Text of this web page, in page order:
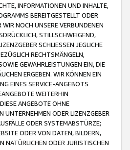
INFORMATIONEN UND INHALTE,
BEREITGESTELLT ODER
WIR NOCH UNSERE VERBUNDENEN
STILLSCHWEIGEND,
SCHLIESSEN JEGLICHE
RECHTSMÄNGELN,
GEWÄHRLEISTUNGEN EIN, DIE
ERGEBEN. WIR KÖNNEN EIN
EINES SERVICE-ANGEBOTS
WEITERHIN
ANGEBOTE OHNE
UNTERNEHMEN ODER LIZENZGEBER
ODER SYSTEMABSTÜRZE;
ODER VON DATEN, BILDERN,
NATÜRLICHEN ODER JURISTISCHEN